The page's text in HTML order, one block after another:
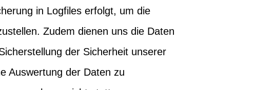
in Logfiles erfolgt, um die
Zudem dienen uns die Daten
der Sicherheit unserer
Auswertung der Daten zu